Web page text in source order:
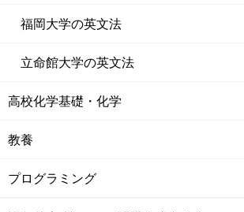
福岡大学の英文法
立命館大学の英文法
高校化学基礎・化学
教養
プログラミング